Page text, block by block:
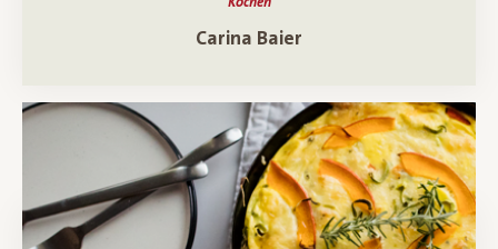
Ein Porträt überCarina Baier